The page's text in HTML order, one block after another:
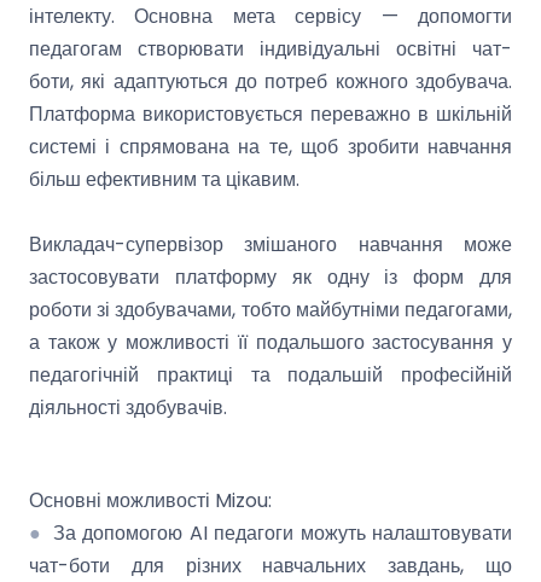
інтелекту. Основна мета сервісу — допомогти
педагогам створювати індивідуальні освітні чат-
боти, які адаптуються до потреб кожного здобувача.
Платформа використовується переважно в шкільній
системі і спрямована на те, щоб зробити навчання
більш ефективним та цікавим.
Викладач-супервізор змішаного навчання може
застосовувати платформу як одну із форм для
роботи зі здобувачами, тобто майбутніми педагогами,
а також у можливості її подальшого застосування у
педагогічній практиці та подальшій професійній
діяльності здобувачів.
Основні можливості Mizou:
● За допомогою AI педагоги можуть налаштовувати
чат-боти для різних навчальних завдань, що